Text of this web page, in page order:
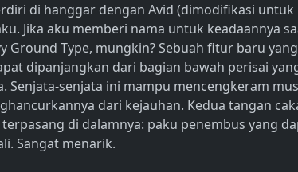
di hanggar dengan Avid (dimodifikasi
Jika aku memberi nama untuk keadaannya
Ground Type, mungkin? Sebuah fitur baru
dipanjangkan dari bagian bawah perisai
Senjata-senjata ini mampu mencengkeram
dari kejauhan. Kedua tangan
di dalamnya: paku penembus yang
Sangat menarik.